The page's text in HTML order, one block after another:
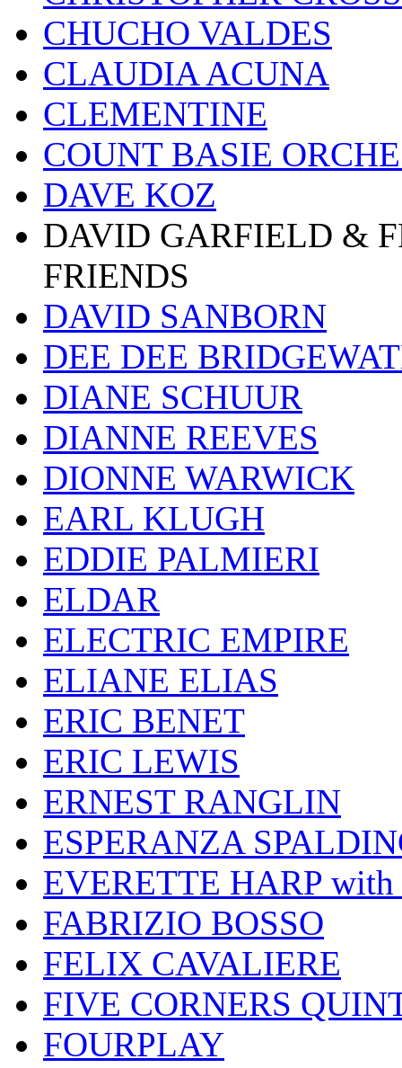
CHUCHO VALDES
CLAUDIA ACUNA
CLEMENTINE
COUNT BASIE
DAVE KOZ
DAVID GARFIELD &
FRIENDS
DAVID SANBORN
DEE DEE
DIANE SCHUUR
DIANNE REEVES
DIONNE WARWICK
EARL KLUGH
EDDIE PALMIERI
ELDAR
ELECTRIC EMPIRE
ELIANE ELIAS
ERIC BENET
ERIC LEWIS
ERNEST RANGLIN
ESPERANZA
EVERETTE HARP
FABRIZIO BOSSO
FELIX CAVALIERE
FIVE CORNERS
FOURPLAY